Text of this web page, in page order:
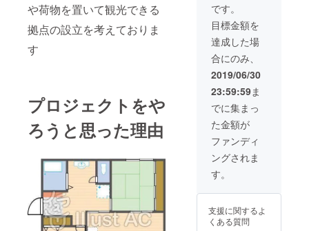
や荷物を置いて観光できる
拠点の設立を考えておりま
す
プロジェクトをや
ろうと思った理由
です。
目標金額を
達成した場
合にのみ、
2019/06/30
23:59:59ま
でに集まっ
た金額が
ファンディ
ングされま
す。
支援に関するよ
くある質問